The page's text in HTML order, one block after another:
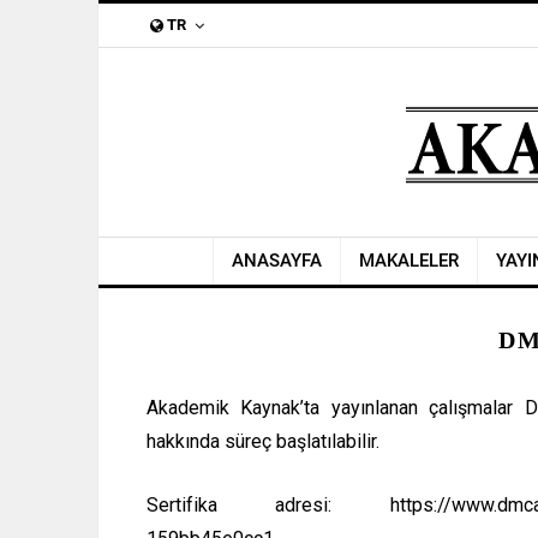
TR
ANASAYFA MAKALELER
Akademik Kaynak’ta yayınlanan çalışmalar
hakkında süreç başlatılabilir.
Sertifika adresi: https://